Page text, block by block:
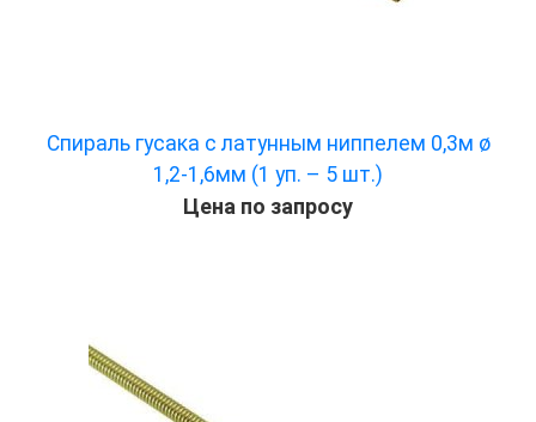
Спираль гусака с латунным ниппелем 0,3м ø
1,2-1,6мм (1 уп. – 5 шт.)
Цена по запросу